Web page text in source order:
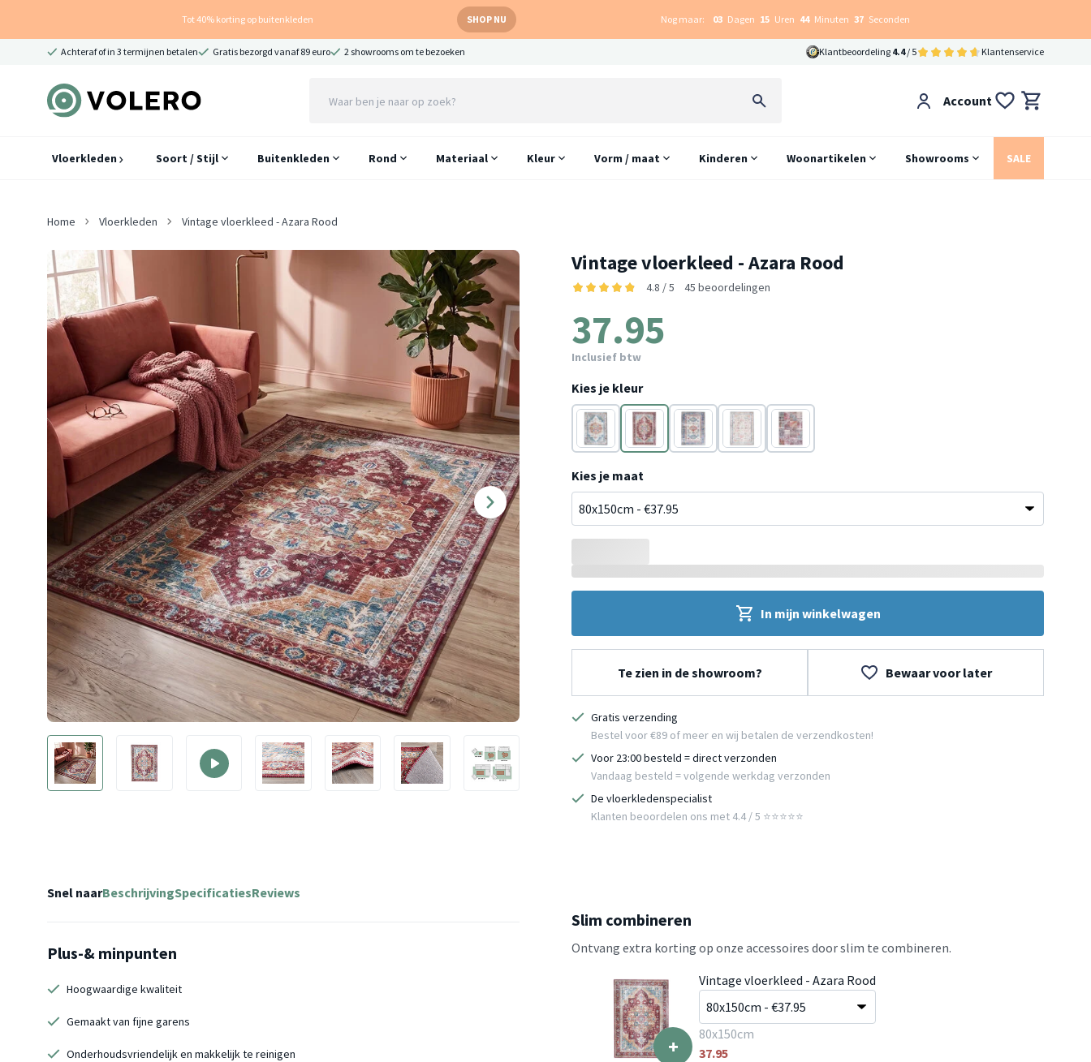
Tot 40% korting op buitenkleden SHOP NU Nog maar: 03 Dagen 15 Uren 44 Minuten 36 Seconden
Achteraf of in 3 termijnen betalen Gratis bezorgd vanaf 89 euro 2 showrooms om te bezoeken Klantbeoordeling 4.4/ 5 Klantenservice
Account
Vloerkleden Soort / Stijl Buitenkleden Rond Materiaal Kleur Vorm / maat Kinderen Woonartikelen Showrooms SALE
Home Vloerkleden Vintage vloerkleed - Azara Rood
Vintage vloerkleed - Azara Rood
4.8 / 5 45 beoordelingen
37.95
Inclusief btw
Kies je kleur
Blauw Rood Blauw Blauw
Rood
Kies je maat
In mijn winkelwagen
Te zien in de showroom? Bewaar voor later
Gratis verzending
Bestel voor €89 of meer en wij betalen de verzendkosten!
Voor 23:00 besteld = direct verzonden
Vandaag besteld = volgende werkdag verzonden
De vloerkledenspecialist
Klanten beoordelen ons met 4.4 / 5 ⭐⭐⭐⭐⭐
Snel naarBeschrijvingSpecificatiesReviews
Plus-& minpunten
Hoogwaardige kwaliteit
Gemaakt van fijne garens
Onderhoudsvriendelijk en makkelijk te reinigen
Slim combineren
Ontvang extra korting op onze accessoires door slim te combineren.
+
Vintage vloerkleed - Azara Rood
80x150cm
37.95